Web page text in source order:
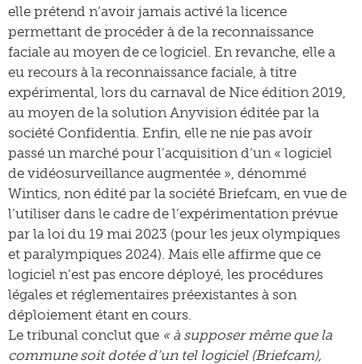
elle prétend n’avoir jamais activé la licence
permettant de procéder à de la reconnaissance
faciale au moyen de ce logiciel. En revanche, elle a
eu recours à la reconnaissance faciale, à titre
expérimental, lors du carnaval de Nice édition 2019,
au moyen de la solution Anyvision éditée par la
société Confidentia. Enfin, elle ne nie pas avoir
passé un marché pour l’acquisition d’un « logiciel
de vidéosurveillance augmentée », dénommé
Wintics, non édité par la société Briefcam, en vue de
l’utiliser dans le cadre de l’expérimentation prévue
par la loi du 19 mai 2023 (pour les jeux olympiques
et paralympiques 2024). Mais elle affirme que ce
logiciel n’est pas encore déployé, les procédures
légales et réglementaires préexistantes à son
déploiement étant en cours.
Le tribunal conclut que « à supposer même que la
commune soit dotée d’un tel logiciel (Briefcam),